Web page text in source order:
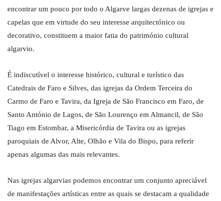
encontrar um pouco por todo o Algarve largas dezenas de igrejas e
capelas que em virtude do seu interesse arquitectónico ou
decorativo, constituem a maior fatia do património cultural
algarvio.
É indiscutível o interesse histórico, cultural e turístico das
Catedrais de Faro e Silves, das igrejas da Ordem Terceira do
Carmo de Faro e Tavira, da Igreja de São Francisco em Faro, de
Santo António de Lagos, de São Lourenço em Almancil, de São
Tiago em Estombar, a Misericórdia de Tavira ou as igrejas
paroquiais de Alvor, Alte, Olhão e Vila do Bispo, para referir
apenas algumas das mais relevantes.
Nas igrejas algarvias podemos encontrar um conjunto apreciável
de manifestações artísticas entre as quais se destacam a qualidade